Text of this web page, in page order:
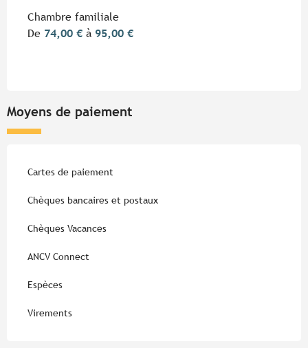
Chambre familiale
De 74,00 € à 95,00 €
Moyens de paiement
Cartes de paiement
Chèques bancaires et postaux
Chèques Vacances
ANCV Connect
Espèces
Virements